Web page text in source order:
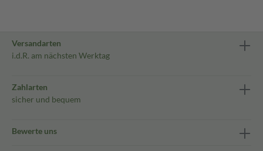
Versandarten
i.d.R. am nächsten Werktag
Zahlarten
sicher und bequem
Bewerte uns